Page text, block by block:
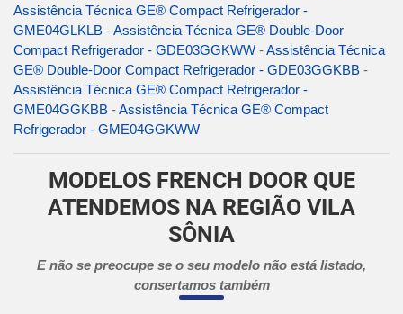
Assistência Técnica GE® Compact Refrigerador -
GME04GLKLB -Assistência Técnica GE® Double-Door
Compact Refrigerador - GDE03GGKWW -Assistência Técnica
GE® Double-Door Compact Refrigerador - GDE03GGKBB -
Assistência Técnica GE® Compact Refrigerador -
GME04GGKBB -Assistência Técnica GE® Compact
Refrigerador - GME04GGKWW
MODELOS FRENCH DOOR QUE
ATENDEMOS NA REGIÃO VILA
SÔNIA
E não se preocupe se o seu modelo não está listado,
consertamos também